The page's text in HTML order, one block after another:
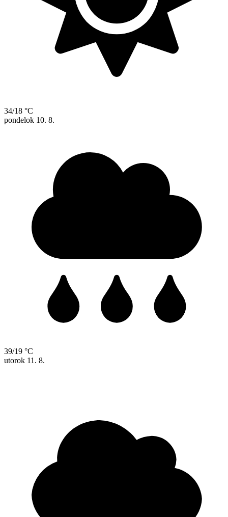
34/18 °C
pondelok 10. 8.
39/19 °C
utorok 11. 8.